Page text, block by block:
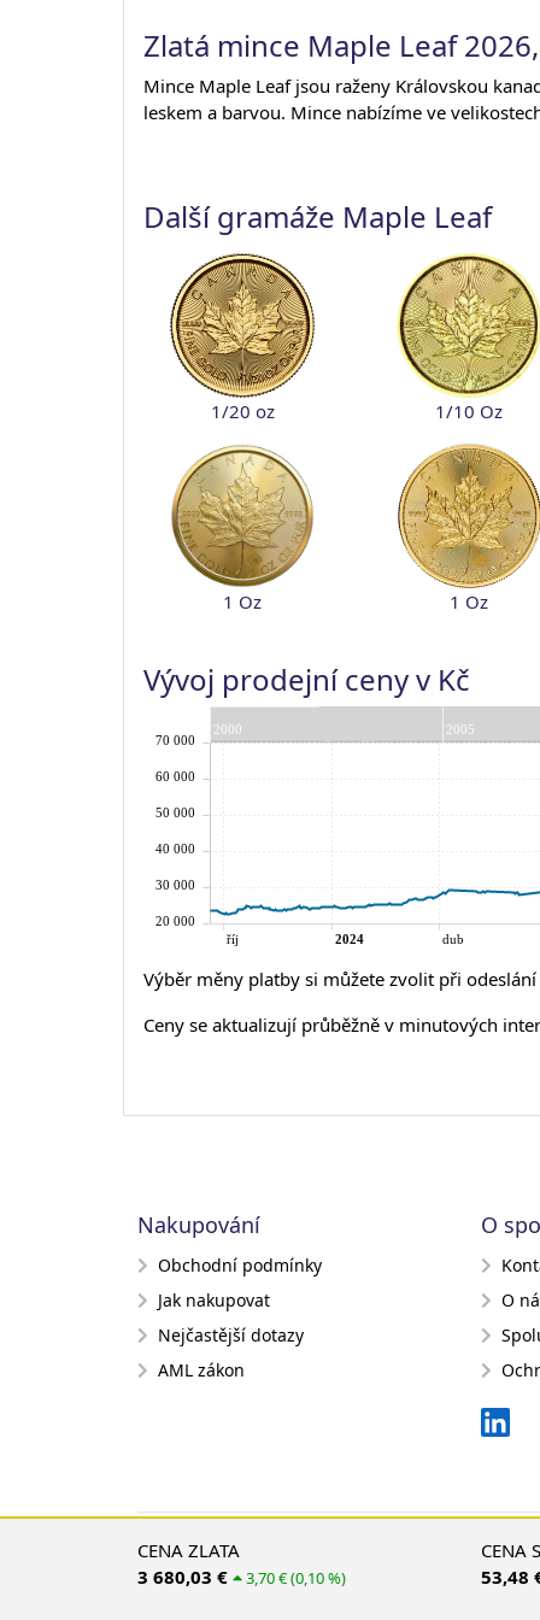
Zlatá mince Maple Leaf
Mince Maple Leaf jsou raženy Královskou
leskem a barvou. Mince nabízíme ve
Další gramáže Maple Leaf
1/20 oz 1/10 Oz
1 Oz 1 Oz
Vývoj prodejní ceny v Kč
Výběr měny platby si můžete zvolit při
Ceny se aktualizují průběžně v minutových
Nakupování
Obchodní podmínky
Jak nakupovat
Nejčastější dotazy
AML zákon
O
O
CENA ZLATA
3 680,03 €
3,70 € (0,10 %)
CENA
53,48